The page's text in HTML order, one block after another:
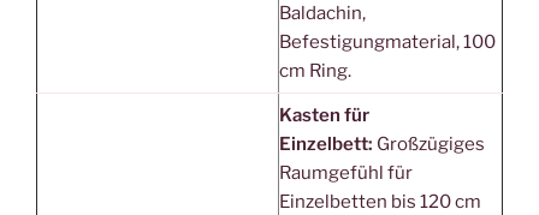
Baldachin,
Befestigungmaterial, 100
cm Ring.
Kasten für
Einzelbett: Großzügiges
Raumgefühl für
Einzelbetten bis 120 cm